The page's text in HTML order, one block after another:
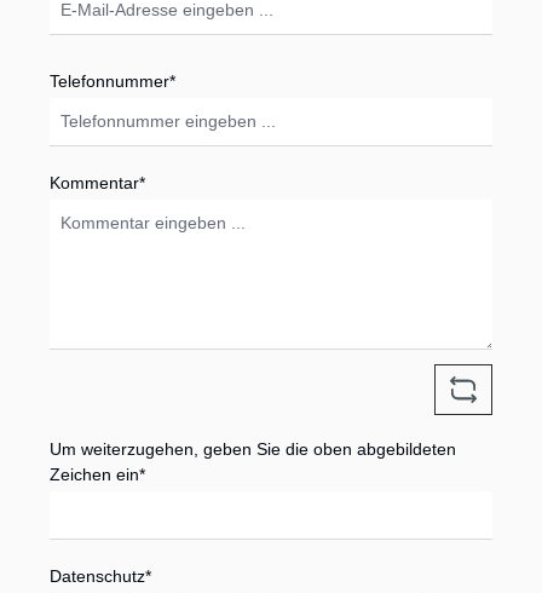
Telefonnummer*
Kommentar*
Um weiterzugehen, geben Sie die oben abgebildeten
Zeichen ein*
Datenschutz*